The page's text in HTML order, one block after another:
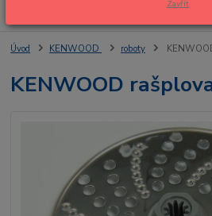
Úvod KENWOOD roboty
KENWOOD
Zavřít